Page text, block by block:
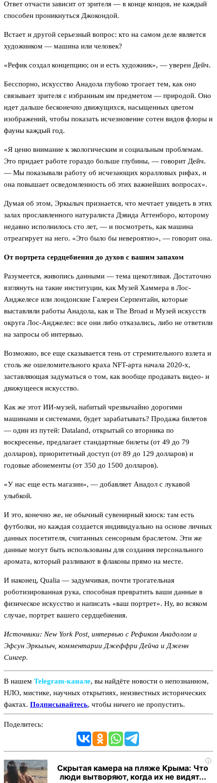
Ответ отчасти зависит от зрителя — в конце концов, не каждый
способен проникнуться Джокондой.
Встает и другой серьезный вопрос: кто на самом деле является
художником — машина или человек?
«Рефик создал концепцию; он и есть художник», — уверен Дейч.
Бесспорно, искусство Анадола глубоко трогает тем, как оно
связывает зрителя с избранным им предметом — природой. Оно
идет дальше бесконечно движущихся, насыщенных цветом
изображений, чтобы показать исчезновение сотен видов флоры и
фауны каждый год.
«Я ценю внимание к экологическим и социальным проблемам.
Это придает работе гораздо больше глубины, — говорит Дейч.
— Мы показывали работу об исчезающих коралловых рифах, и
она повышает осведомленность об этих важнейших вопросах».
Думая об этом, Эркылыч признается, что мечтает увидеть в этих
залах прославленного натуралиста Дэвида Аттенборо, которому
недавно исполнилось сто лет, — и посмотреть, как машина
отреагирует на него. «Это было бы невероятно», — говорит она.
От портрета сердцебиения до духов с вашим запахом
Разумеется, живопись данными — тема щекотливая. Достаточно
взглянуть на такие институции, как Музей Хаммера в Лос-
Анджелесе или лондонские Галереи Серпентайн, которые
выставляли работы Анадола, как и The Broad и Музей искусств
округа Лос-Анджелес: все они либо отказались, либо не ответили
на запросы об интервью.
Возможно, все еще сказывается тень от стремительного взлета и
столь же ошеломительного краха NFT-арта начала 2020-х,
заставляющая задуматься о том, как вообще продавать видео- и
движущееся искусство.
Как же этот ИИ-музей, набитый чрезвычайно дорогими
машинами и системами, будет зарабатывать? Продажа билетов
— один из путей: Dataland, открытый со вторника по
воскресенье, предлагает стандартные билеты (от 49 до 79
долларов), приоритетный доступ (от 89 до 129 долларов) и
годовые абонементы (от 350 до 1500 долларов).
«У нас еще есть магазин», — добавляет Анадол с лукавой
улыбкой.
И это, конечно же, не обычный сувенирный киоск: там есть
футболки, но каждая создается индивидуально на основе личных
данных посетителя, считанных сенсорным браслетом. Эти же
данные могут быть использованы для создания персонального
аромата, который разливают в флаконы прямо на месте.
И наконец, Qualia — задумчивая, почти трогательная
роботизированная рука, способная превратить ваши данные в
физическое искусство и написать «ваш портрет». Ну, во всяком
случае, портрет вашего сердцебиения.
Источники: New York Post, интервью с Рефиком Анадолом и
Эфсун Эркылыч, комментарии Джеффри Дейча и Дженн
Сингер.
В нашем Telegram‑канале, вы найдёте новости о непознанном,
НЛО, мистике, научных открытиях, неизвестных исторических
фактах. Подписывайтесь, чтобы ничего не пропустить.
Поделитесь:
i
Скрытая камера на пляже Крыма: Что
люди вытворяют, когда их не видят...